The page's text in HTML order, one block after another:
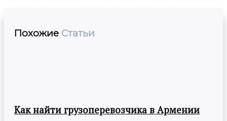
Похожие Статьи
Как найти грузоперевозчика в Армении